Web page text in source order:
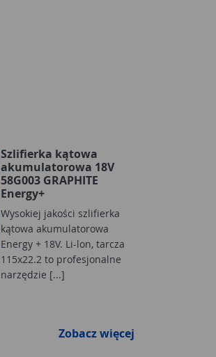
Szlifierka kątowa
akumulatorowa 18V
58G003 GRAPHITE
Energy+
Wysokiej jakości szlifierka
kątowa akumulatorowa
Energy + 18V. Li-lon, tarcza
115x22.2 to profesjonalne
narzędzie [...]
Zobacz więcej